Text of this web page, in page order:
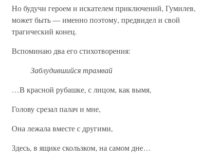
Но будучи героем и искателем приключений, Гумилев,
может быть — именно поэтому, предвидел и свой
трагический конец.
Вспоминаю два его стихотворения:
Заблудившийся трамвай
…В красной рубашке, с лицом, как вымя,
Голову срезал палач и мне,
Она лежала вместе с другими,
Здесь, в ящике скользком, на самом дне…